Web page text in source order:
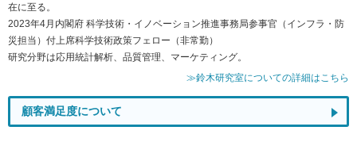
在に至る。
2023年4月内閣府 科学技術・イノベーション推進事務局参事官（インフラ・防
災担当）付上席科学技術政策フェロー（非常勤）
研究分野は応用統計解析、品質管理、マーケティング。
≫鈴木研究室についての詳細はこちら
顧客満足度について